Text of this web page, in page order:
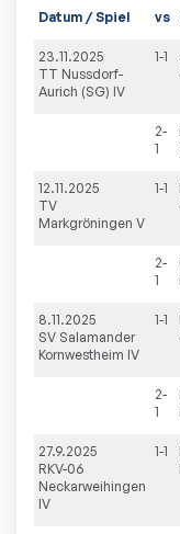
Datum / Spiel vs
23.11.2025
TT Nussdorf-
Aurich (SG) IV
1-1
2-
1
12.11.2025
TV
Markgröningen V
1-1
2-
1
8.11.2025
SV Salamander
Kornwestheim IV
1-1
2-
1
27.9.2025
RKV-06
Neckarweihingen
IV
1-1